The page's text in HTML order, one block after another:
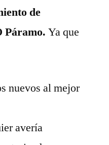
de
Páramo. Ya que
nuevos al mejor
avería